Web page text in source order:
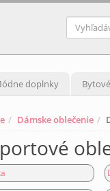
doplnky
Dámske oblečenie